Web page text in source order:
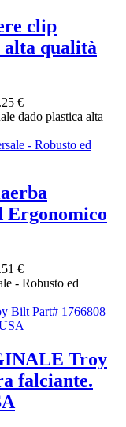
clip
alta qualità
€
dado plastica alta
Ergonomico
€
- Robusto ed
Troy
falciante.